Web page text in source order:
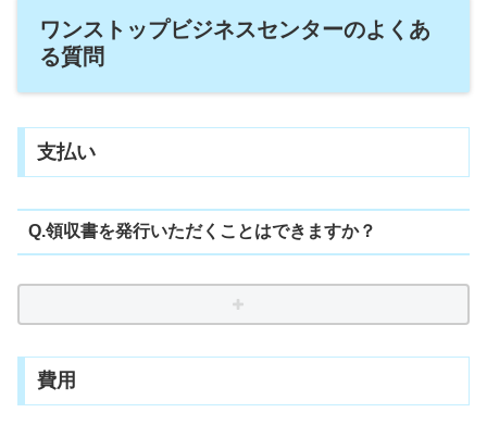
ワンストップビジネスセンターのよくあ
る質問
支払い
Q.領収書を発行いただくことはできますか？
費用